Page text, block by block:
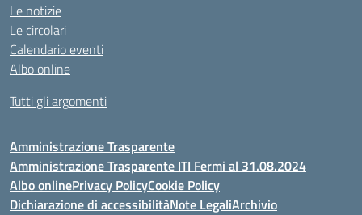
Le notizie
Le circolari
Calendario eventi
Albo online
Tutti gli argomenti
Amministrazione Trasparente
Amministrazione Trasparente ITI Fermi al 31.08.2024
Albo onlinePrivacy PolicyCookie Policy
Dichiarazione di accessibilitàNote LegaliArchivio